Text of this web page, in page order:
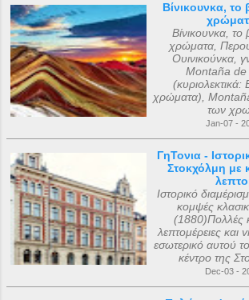
Βίνικουνκα,
Βίνικουνκα,
χρώματα,
Ουινικούνκα,
Montaña
χρώματα),
των
Jan-07 -
ΓηΤονια -
Στοκχόλμη με
Ιστορικό
κομψές
(1880)Πολλές
λεπτομέρειες και
εσωτερικό αυτού
κέντρο της
Dec-03 -